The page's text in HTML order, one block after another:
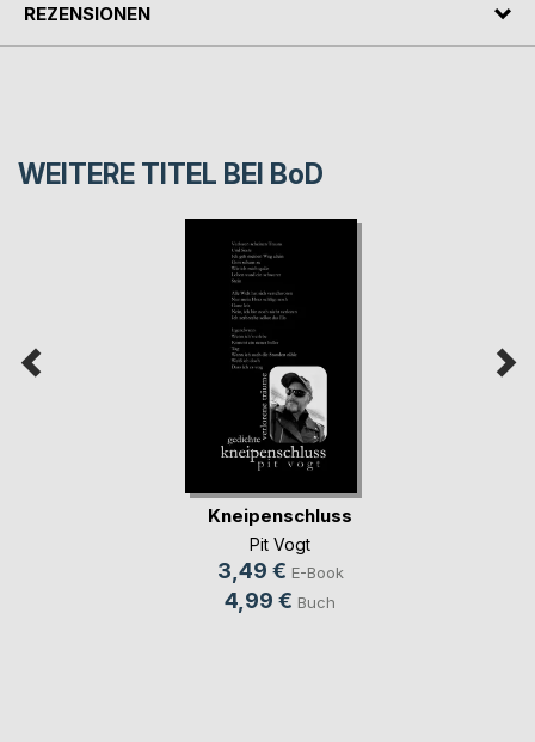
REZENSIONEN
WEITERE TITEL BEI BoD
Kneipenschluss
Pit Vogt
3,49 € E-Book
4,99 € Buch